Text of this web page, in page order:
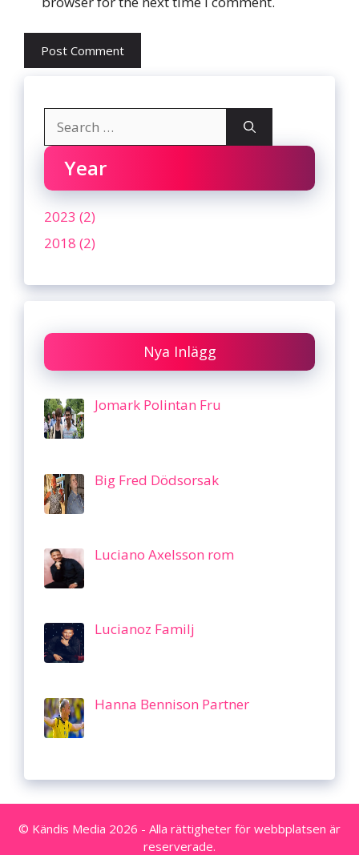
for:
Year
2023 (2)
2018 (2)
Nya Inlägg
Jomark Polintan Fru
Big Fred Dödsorsak
Luciano Axelsson rom
Lucianoz Familj
Hanna Bennison Partner
© Kändis Media 2026 - Alla rättigheter för webbplatsen är
reserverade.